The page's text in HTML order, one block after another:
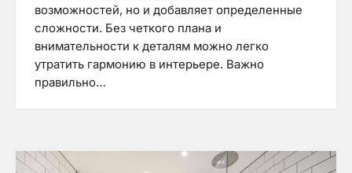
возможностей, но и добавляет определенные
сложности. Без четкого плана и
внимательности к деталям можно легко
утратить гармонию в интерьере. Важно
правильно…